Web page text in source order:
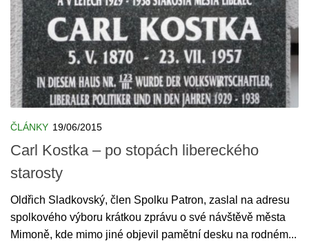
ČLÁNKY 19/06/2015
Carl Kostka – po stopách libereckého
starosty
Oldřich Sladkovský, člen Spolku Patron, zaslal na adresu
spolkového výboru krátkou zprávu o své návštěvě města
Mimoně, kde mimo jiné objevil pamětní desku na rodném...